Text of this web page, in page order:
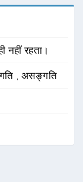
नहीं रहता।
,असङ्गति